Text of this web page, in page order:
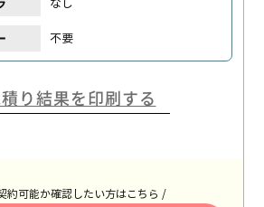
なし
不要
り結果を印刷する
約可能か確認したい方はこちら /